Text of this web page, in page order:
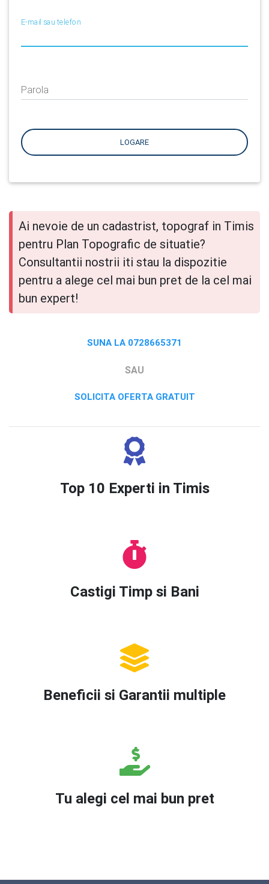
E-mail sau telefon
Parola
LOGARE
Ai nevoie de un cadastrist, topograf in Timis
pentru Plan Topografic de situatie?
Consultantii nostrii iti stau la dispozitie
pentru a alege cel mai bun pret de la cel mai
bun expert!
SUNA LA 0728665371
SAU
SOLICITA OFERTA GRATUIT
Top 10 Experti in Timis
Castigi Timp si Bani
Beneficii si Garantii multiple
Tu alegi cel mai bun pret